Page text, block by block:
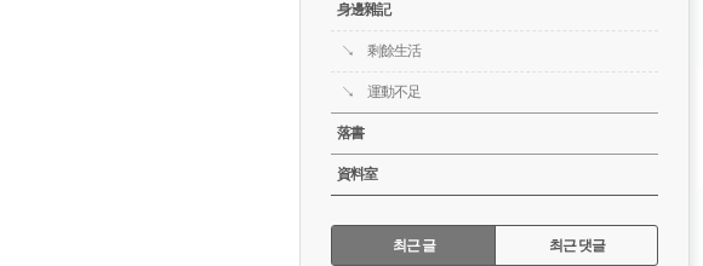
身邊雜記
剩餘生活
運動不足
落書
資料室
RECENTLY
최근 글 최근 댓글